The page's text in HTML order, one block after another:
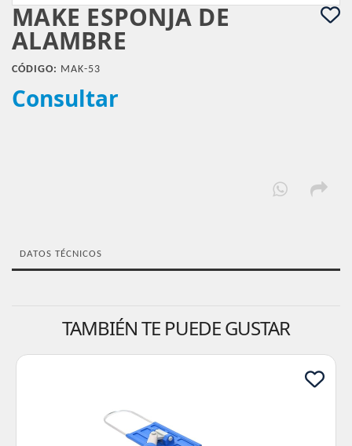
MAKE ESPONJA DE
ALAMBRE
CÓDIGO: MAK-53
Consultar
DATOS TÉCNICOS
TAMBIÉN TE PUEDE GUSTAR